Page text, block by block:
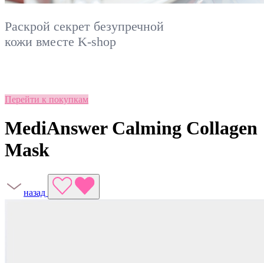
Раскрой секрет безупречной
кожи вместе K-shop
Перейти к покупкам
MediAnswer Calming Collagen
Mask
назад